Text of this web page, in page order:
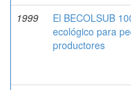
1999
El BECOLSUB
ecológico para
productores